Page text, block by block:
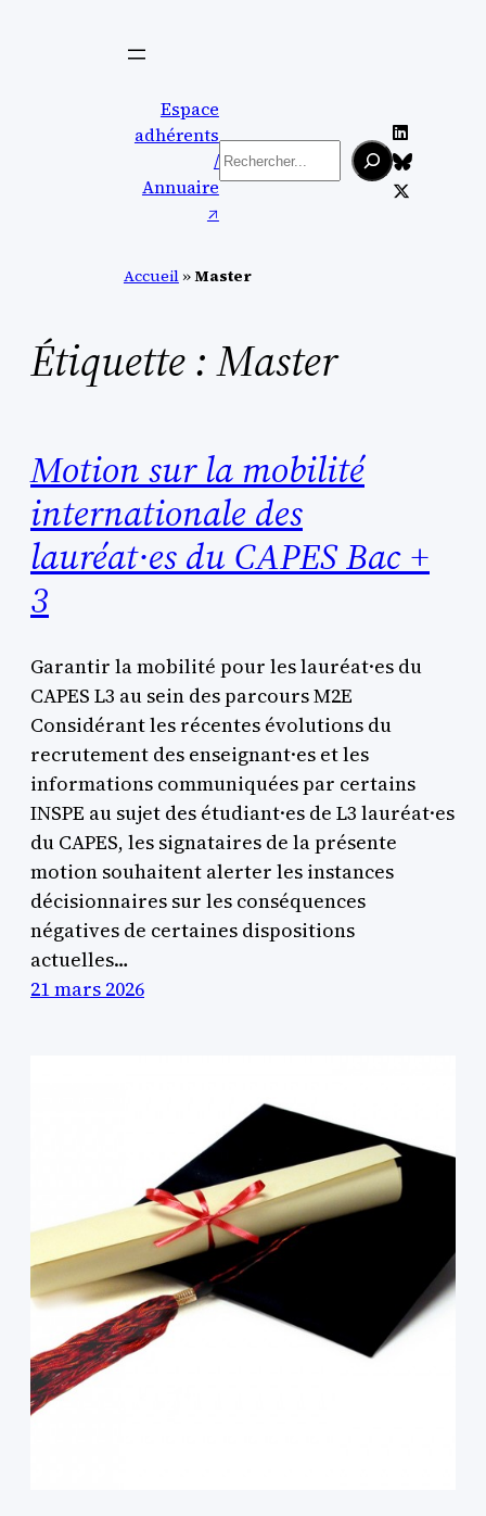
Espace
adhérents
/
Annuaire
↗︎
Rechercher
Accueil»Master
Étiquette :Master
Motion sur la mobilité
internationale des
lauréat·es du CAPES Bac +
3
Garantir la mobilité pour les lauréat·es du
CAPES L3 au sein des parcours M2E
Considérant les récentes évolutions du
recrutement des enseignant·es et les
informations communiquées par certains
INSPE au sujet des étudiant·es de L3 lauréat·es
du CAPES, les signataires de la présente
motion souhaitent alerter les instances
décisionnaires sur les conséquences
négatives de certaines dispositions
actuelles…
21 mars 2026